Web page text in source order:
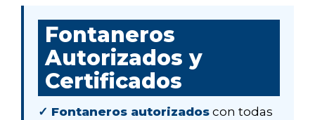
Fontaneros
Autorizados y
Certificados
✓ Fontaneros autorizados con todas